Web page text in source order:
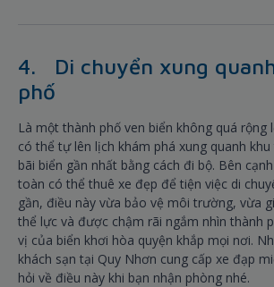
4. Di chuyển xung
phố
Là một thành phố ven biển không quá rộng
có thể tự lên lịch khám phá xung quanh
bãi biển gần nhất bằng cách đi bộ. Bên
toàn có thể thuê xe đẹp để tiện việc di
gần, điều này vừa bảo vệ môi trường, vừa
thể lực và được chậm rãi ngắm nhìn thành
vị của biển khơi hòa quyện khắp mọi nơi.
khách sạn tại Quy Nhơn cung cấp xe đạp
hỏi về điều này khi bạn nhận phòng nhé.